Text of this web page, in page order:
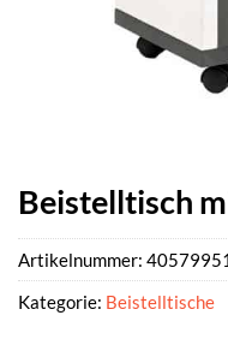
Beistelltisch
Artikelnummer:
Kategorie: Beistelltische